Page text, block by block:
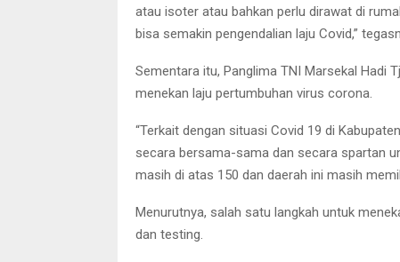
atau isoter atau bahkan perlu dirawat di
bisa semakin pengendalian laju Covid,”
Sementara itu, Panglima TNI Marsekal Hadi
menekan laju pertumbuhan virus corona.
“Terkait dengan situasi Covid 19 di
secara bersama-sama dan secara spartan
masih di atas 150 dan daerah ini masih
Menurutnya, salah satu langkah untuk
dan testing.